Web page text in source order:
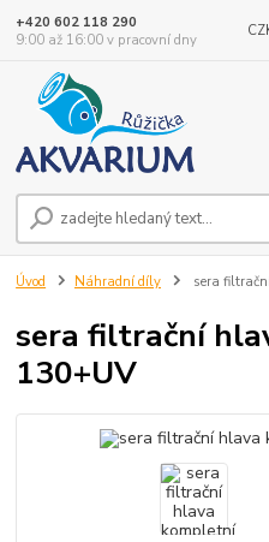
+420 602 118 290
9:00 až 16:00 v pracovní dny
Úvod Náhradní díly sera
sera filtrační
130+UV